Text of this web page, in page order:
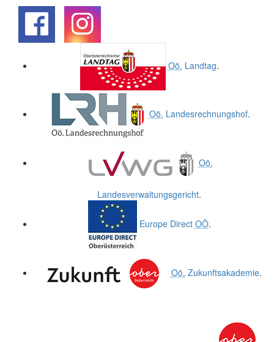
Oö. Landtag.
Oö. Landesrechnungshof.
Oö.
Landesverwaltungsgericht.
Europe Direct OÖ.
Oö. Zukunftsakademie.